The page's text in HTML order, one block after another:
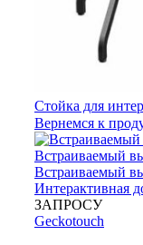
Стойка для
Вернемся к
Интерактивная
ЗАПРОСУ
Geckotouch